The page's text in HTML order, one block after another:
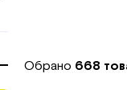
Обрано 668